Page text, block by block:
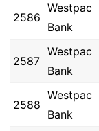
2586
Westpac
Bank
2587
Westpac
Bank
2588
Westpac
Bank